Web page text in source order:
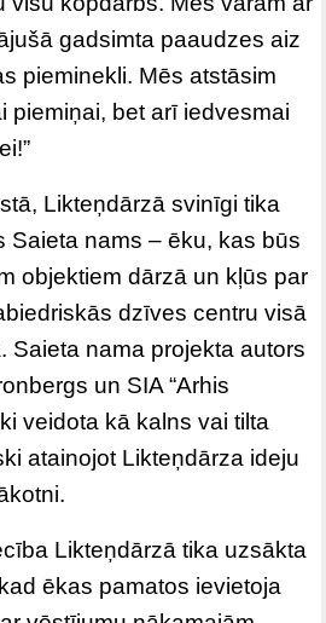
gadsimta paaudzes aiz
pieminekli. Mēs atstāsim
piemiņai, bet arī iedvesmai
Likteņdārzā svinīgi tika
Saieta nams – ēku, kas būs
objektiem dārzā un kļūs par
dzīves centru visā
Saieta nama projekta autors
un SIA “Arhis
veidota kā kalns vai tilta
atainojot Likteņdārza ideju
Likteņdārzā tika uzsākta
ēkas pamatos ievietoja